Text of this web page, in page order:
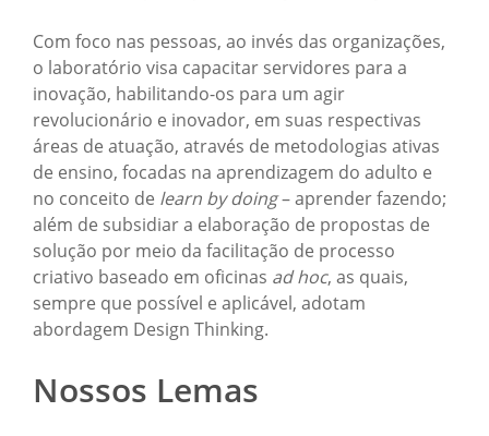
Com foco nas pessoas, ao invés das organizações,
o laboratório visa capacitar servidores para a
inovação, habilitando-os para um agir
revolucionário e inovador, em suas respectivas
áreas de atuação, através de metodologias ativas
de ensino, focadas na aprendizagem do adulto e
no conceito de learn by doing– aprender fazendo;
além de subsidiar a elaboração de propostas de
solução por meio da facilitação de processo
criativo baseado em oficinas ad hoc, as quais,
sempre que possível e aplicável, adotam
abordagem Design Thinking.
Nossos Lemas